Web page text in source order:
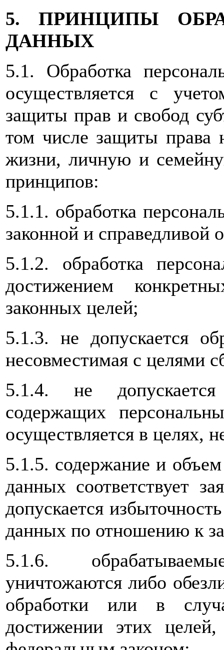
5. ПРИНЦИПЫ
ДАННЫХ
5.1. Обработка
осуществляется с
защиты прав и свобод
том числе защиты права
жизни, личную и
принципов:
5.1.1. обработка
законной и справедливой
5.1.2. обработка
достижением
законных целей;
5.1.3. не допускается
несовместимая с целями
5.1.4. не
содержащих
осуществляется в целях,
5.1.5. содержание и
данных соответствует
допускается
данных по отношению к
5.1.6.
уничтожаются либо
обработки или в
достижении этих